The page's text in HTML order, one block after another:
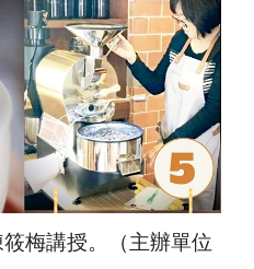
梅講授。（主辦單位